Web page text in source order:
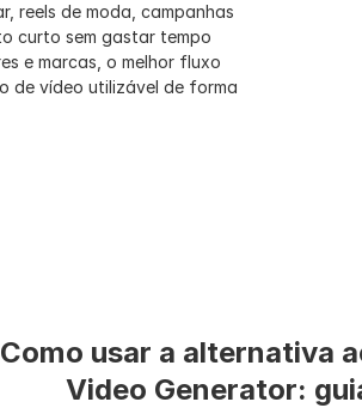
reels de moda, campanhas
curto sem gastar tempo
e marcas, o melhor fluxo
de vídeo utilizável de forma
Como usar a alternativa
Video Generator: